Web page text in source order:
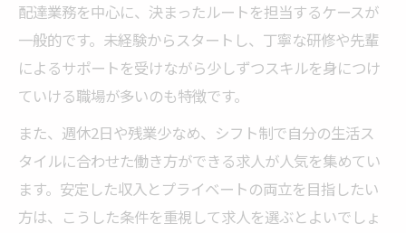
配達業務を中心に、決まったルートを担当するケースが
一般的です。未経験からスタートし、丁寧な研修や先輩
によるサポートを受けながら少しずつスキルを身につけ
ていける職場が多いのも特徴です。
また、週休2日や残業少なめ、シフト制で自分の生活ス
タイルに合わせた働き方ができる求人が人気を集めてい
ます。安定した収入とプライベートの両立を目指したい
方は、こうした条件を重視して求人を選ぶとよいでしょ